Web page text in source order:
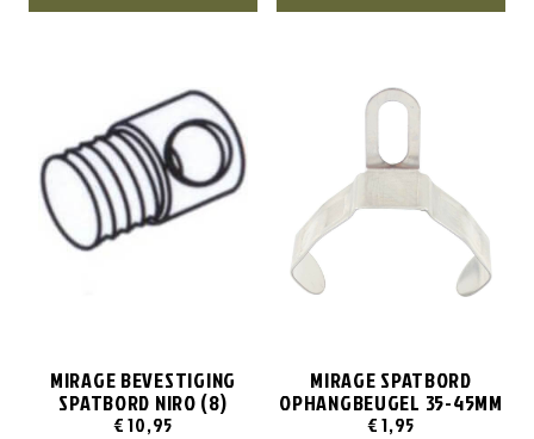
MIRAGE BEVESTIGING
SPATBORD NIRO (8)
€10,95
MIRAGE SPATBORD
OPHANGBEUGEL 35-45MM
€1,95